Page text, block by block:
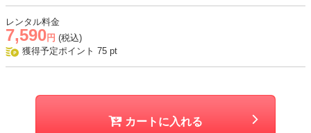
ど
レンタル料金
7,590 円 (税込)
獲得予定ポイント 75 pt
カートに入れる